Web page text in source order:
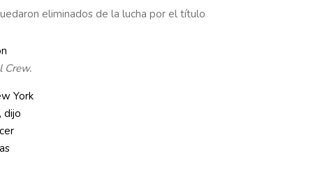
eliminados de la lucha por el título
Crew.
York
dijo